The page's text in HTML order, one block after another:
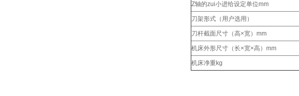
Z轴的zui小进给设定单位mm
刀架形式（用户选用）
刀杆截面尺寸（高×宽）mm
机床外形尺寸（长×宽×高）mm
机床净重kg